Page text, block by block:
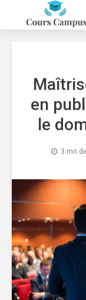
en
le
3 mn